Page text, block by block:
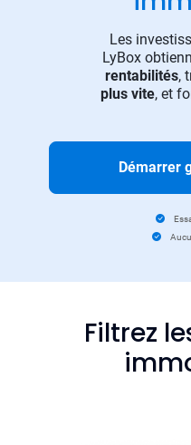
Les
LyBox
rentabilités,
plus vite, et
Démarrer
Filtrez